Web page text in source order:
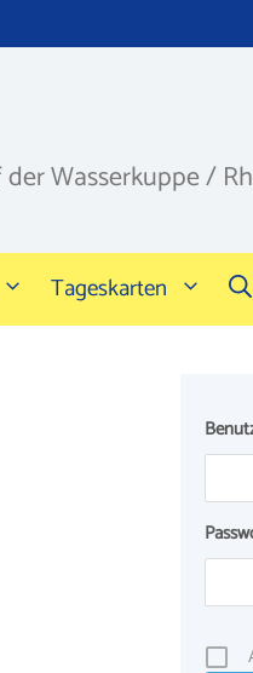
Wasserkuppe /
Tageskarten